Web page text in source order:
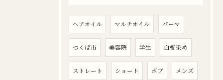
ヘアオイル マルチオイル パーマ
つくば市 美容院 学生 白髪染め
ストレート ショート ボブ メンズ